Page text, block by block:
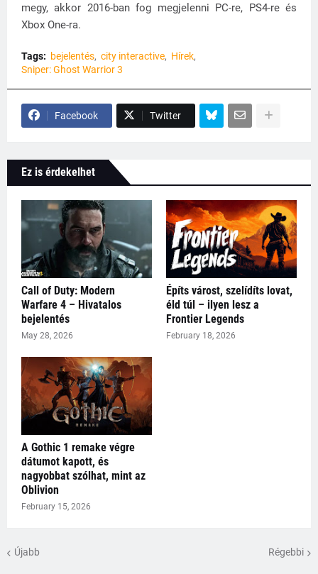
megy, akkor 2016-ban fog megjelenni PC-re, PS4-re és
Xbox One-ra.
Tags: bejelentés city interactive
Hírek
Sniper: Ghost Warrior 3
Facebook Twitter
Ez is érdekelhet
Call of Duty: Modern
Warfare 4 – Hivatalos
bejelentés
May 28, 2026
Építs várost, szelídíts lovat,
éld túl – ilyen lesz a
Frontier Legends
February 18, 2026
A Gothic 1 remake végre
dátumot kapott, és
nagyobbat szólhat, mint az
Oblivion
February 15, 2026
Újabb Régebbi